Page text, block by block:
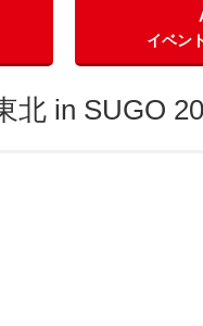
イベン
北 in SUGO